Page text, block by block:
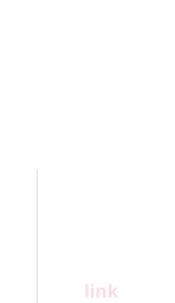
link